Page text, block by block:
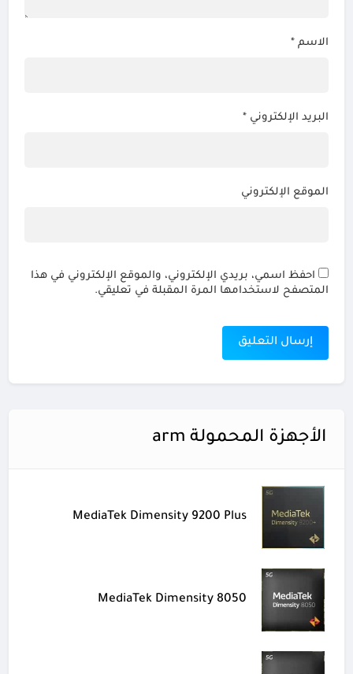
الاسم *
البريد الإلكتروني *
الموقع الإلكتروني
احفظ اسمي، بريدي الإلكتروني، والموقع الإلكتروني في هذا
المتصفح لاستخدامها المرة المقبلة في تعليقي.
الأجهزة المحمولة arm
MediaTek Dimensity 9200 Plus
MediaTek Dimensity 8050